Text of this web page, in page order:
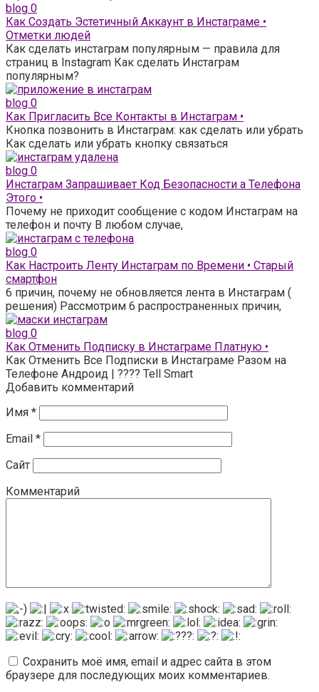
blog 0
Как Создать Эстетичный Аккаунт в Инстаграме •
Отметки людей
Как сделать инстаграм популярным — правила для
страниц в Instagram Как сделать Инстаграм
популярным?
blog 0
Как Пригласить Все Контакты в Инстаграм •
Кнопка позвонить в Инстаграм: как сделать или убрать
Как сделать или убрать кнопку связаться
blog 0
Инстаграм Запрашивает Код Безопасности а Телефона
Этого •
Почему не приходит сообщение с кодом Инстаграм на
телефон и почту В любом случае,
blog 0
Как Настроить Ленту Инстаграм по Времени • Старый
смартфон
6 причин, почему не обновляется лента в Инстаграм (
решения) Рассмотрим 6 распространенных причин,
blog 0
Как Отменить Подписку в Инстаграме Платную •
Как Отменить Все Подписки в Инстаграме Разом на
Телефоне Андроид | ???? Tell Smart
Добавить комментарий
Имя *
Email *
Сайт
Комментарий
Сохранить моё имя, email и адрес сайта в этом
браузере для последующих моих комментариев.